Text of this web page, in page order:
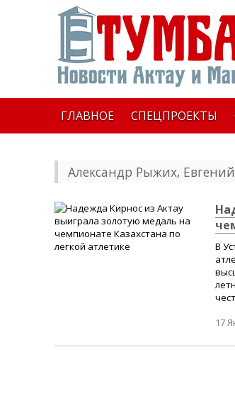
ГЛАВНОЕ СПЕЦПРОЕКТЫ
Александр Рыжих,
В
17